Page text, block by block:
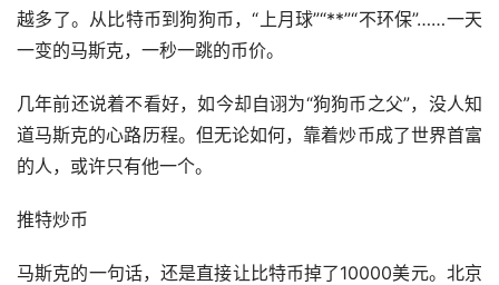
越多了。从比特币到狗狗币，“上月球”“**”“不环保”……一天
一变的马斯克，一秒一跳的币价。
几年前还说着不看好，如今却自诩为“狗狗币之父”，没人知
道马斯克的心路历程。但无论如何，靠着炒币成了世界首富
的人，或许只有他一个。
推特炒币
马斯克的一句话，还是直接让比特币掉了10000美元。北京